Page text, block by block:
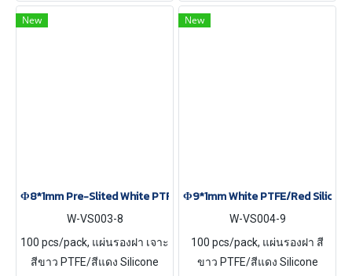
New
Φ8*1mm Pre-Slited White PTFE/Red Silicone Septa, 100 pcs/pack
W-VS003-8
100 pcs/pack, แผ่นรองฝา เจาะ
สีขาว PTFE/สีแดง Silicone
New
Φ9*1mm White PTFE/Red
W-VS004-9
100 pcs/pack, แผ่นรองฝา สี
ขาว PTFE/สีแดง Silicone